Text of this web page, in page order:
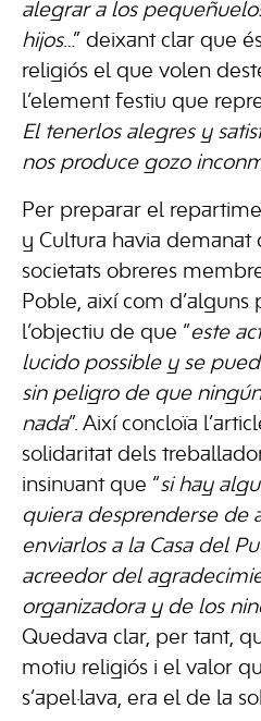
alegrar a los
hijos…” deixant clar que
religiós el que volen
l’element festiu que
El tenerlos alegres y
nos produce gozo
Per preparar el
y Cultura havia demanat
societats obreres
Poble, així com d’alguns
l’objectiu de que “este
lucido possible y se
sin peligro de que
nada”. Així concloïa
solidaritat dels
insinuant que “si hay
quiera desprenderse de
enviarlos a la Casa del
acreedor del
organizadora y de los
Quedava clar, per tant,
motiu religiós i el valor
s’apel·lava, era el de la